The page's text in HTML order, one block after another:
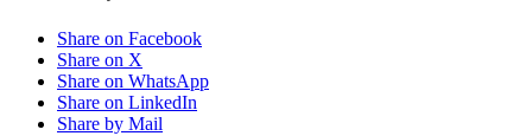
Share on Facebook
Share on X
Share on WhatsApp
Share on LinkedIn
Share by Mail